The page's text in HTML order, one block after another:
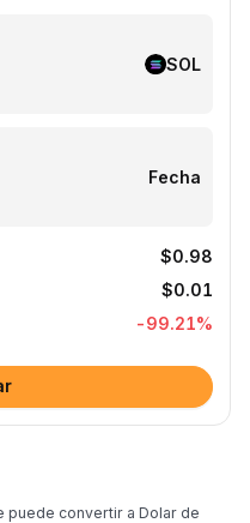
SOL
Fecha
$0.98
$0.01
-99.21%
puede convertir a Dolar de